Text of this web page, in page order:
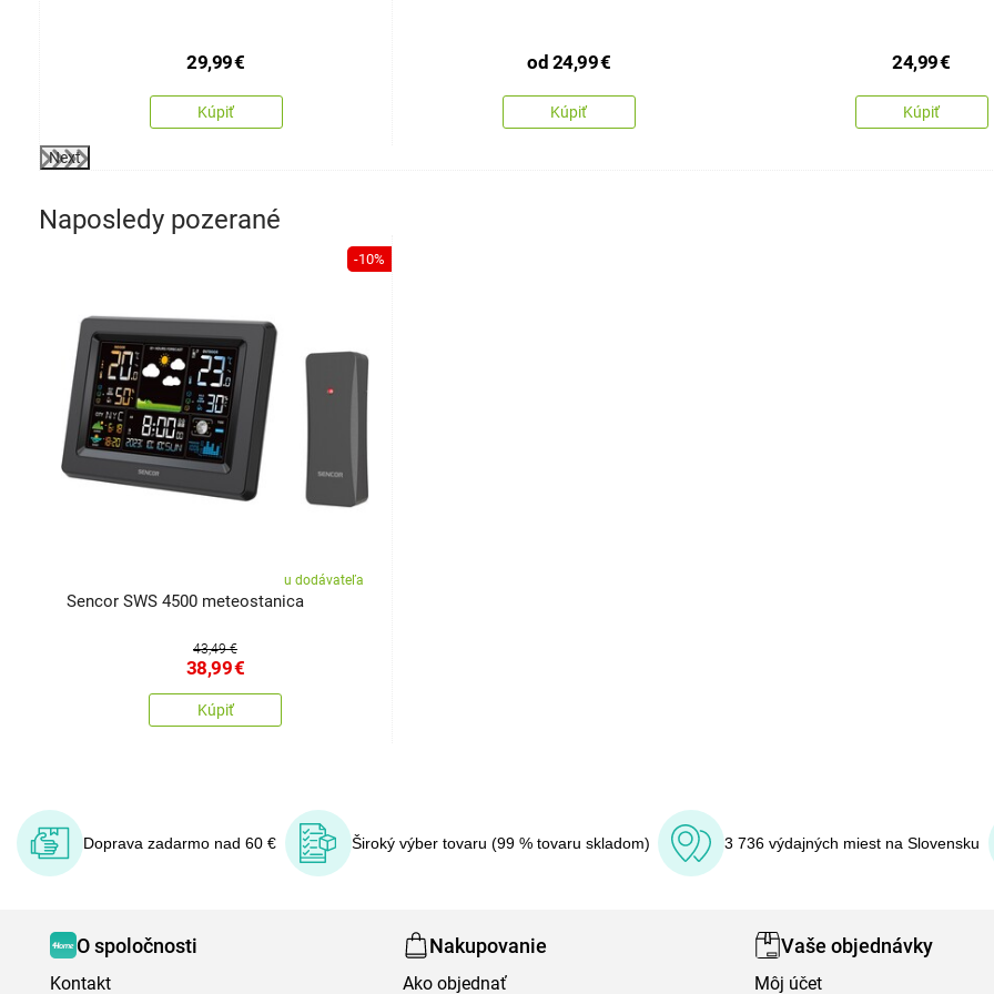
29,99€
Kúpiť
od 24,99€
Kúpiť
24,99€
Kúpiť
Next
Naposledy pozerané
-10%
u dodávateľa
Sencor SWS 4500 meteostanica
43,49 €
38,99€
Kúpiť
Doprava zadarmo nad 60 € Široký výber tovaru (99 % tovaru skladom) 3 736 výdajných miest na Slovensku
O spoločnosti
Kontakt
Nakupovanie
Ako objednať
Vaše objednávky
Môj účet